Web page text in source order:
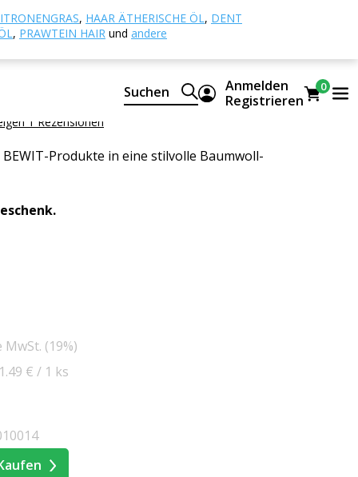
, HAAR ÄTHERISCHE ÖL, DENT
, PRAWTEIN HAIR und andere
Suchen
Anmelden
Registrieren
0
Boxen Baumwolltasche für Kosmetik
für Kosmetik
1 Rezensionen
Produkte in eine stilvolle Baumwoll-
(19%)
€ / 1 ks